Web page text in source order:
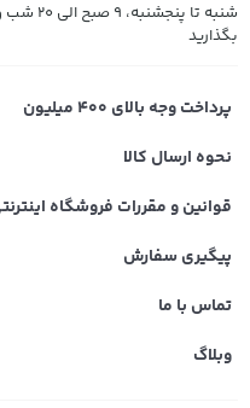
شنبه
بگذارید
پرداخت وجه بالای 400 میلیون
نحوه ارسال کالا
قوانین و مقررات فروشگاه
پیگیری سفارش
تماس با ما
وبلاگ